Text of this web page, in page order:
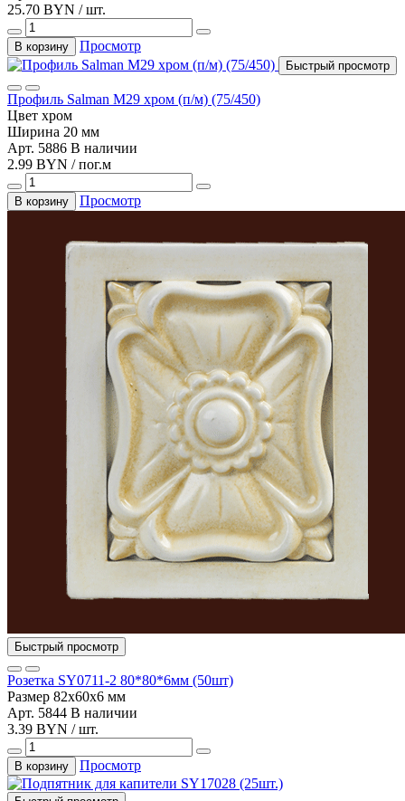
25.70 BYN / шт.
В корзину Просмотр
Быстрый просмотр
Профиль Salman М29 хром (п/м) (75/450)
Цвет хром
Ширина 20 мм
Арт. 5886 В наличии
2.99 BYN / пог.м
В корзину Просмотр
Быстрый просмотр
Розетка SY0711-2 80*80*6мм (50шт)
Размер 82х60х6 мм
Арт. 5844 В наличии
3.39 BYN / шт.
В корзину Просмотр